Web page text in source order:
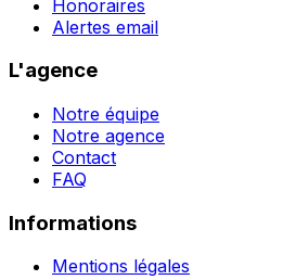
Honoraires
Alertes email
L'agence
Notre équipe
Notre agence
Contact
FAQ
Informations
Mentions légales